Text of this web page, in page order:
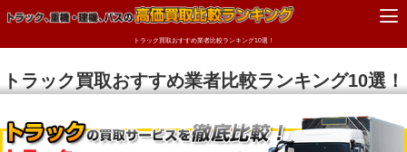
トラック買取おすすめ業者比較ランキング10選！
トラック買取おすすめ業者比較ランキング10選！